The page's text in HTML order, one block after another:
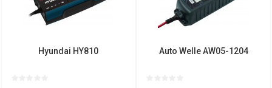
Hyundai HY810 Auto Welle AW05-1204